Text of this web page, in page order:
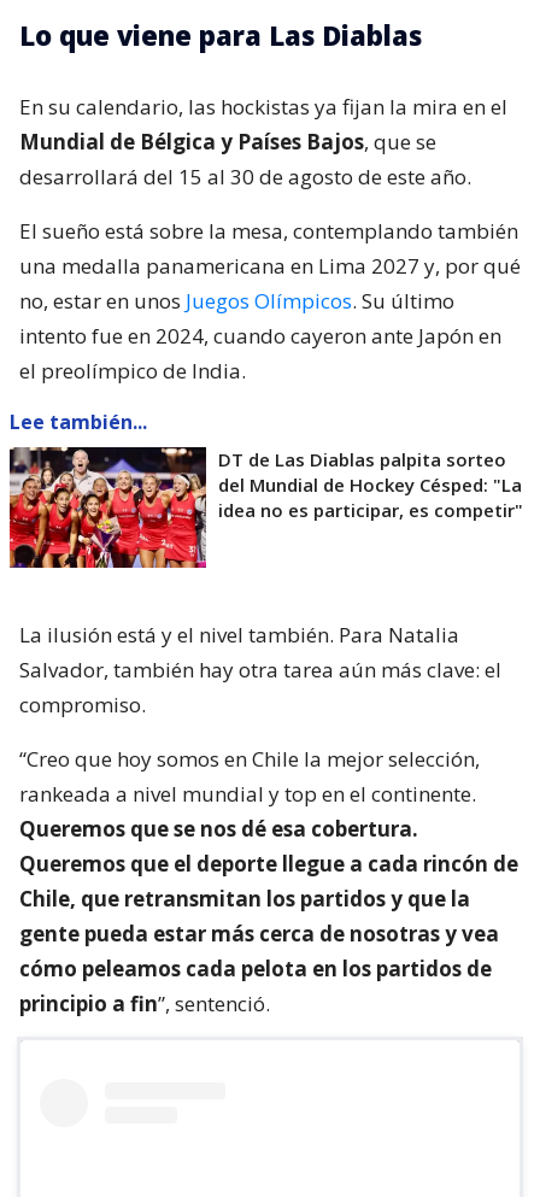
Lo que viene para Las Diablas
En su calendario, las hockistas ya fijan la mira en el
Mundial de Bélgica y Países Bajos, que se
desarrollará del 15 al 30 de agosto de este año.
El sueño está sobre la mesa, contemplando también
una medalla panamericana en Lima 2027 y, por qué
no, estar en unos Juegos Olímpicos. Su último
intento fue en 2024, cuando cayeron ante Japón en
el preolímpico de India.
Lee también...
DT de Las Diablas palpita sorteo
del Mundial de Hockey Césped: "La
idea no es participar, es competir"
La ilusión está y el nivel también. Para Natalia
Salvador, también hay otra tarea aún más clave: el
compromiso.
“Creo que hoy somos en Chile la mejor selección,
rankeada a nivel mundial y top en el continente.
Queremos que se nos dé esa cobertura.
Queremos que el deporte llegue a cada rincón de
Chile, que retransmitan los partidos y que la
gente pueda estar más cerca de nosotras y vea
cómo peleamos cada pelota en los partidos de
principio a fin”, sentenció.